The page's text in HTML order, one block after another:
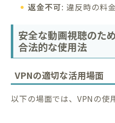
返金不可: 違反時の料
安全な動画視聴のた
合法的な使用法
VPNの適切な活用場面
以下の場面では、VPNの使